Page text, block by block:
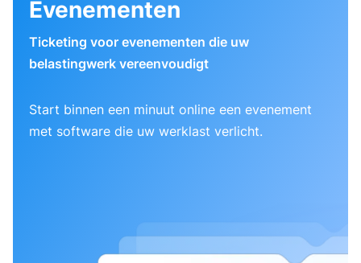
Evenementen
Ticketing voor evenementen die uw
belastingwerk vereenvoudigt
Start binnen een minuut online een evenement
met software die uw werklast verlicht.